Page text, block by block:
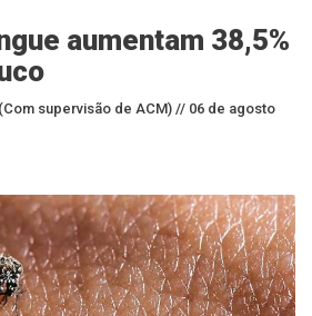
aumentam 38,5%
supervisão de ACM) // 06 de agosto